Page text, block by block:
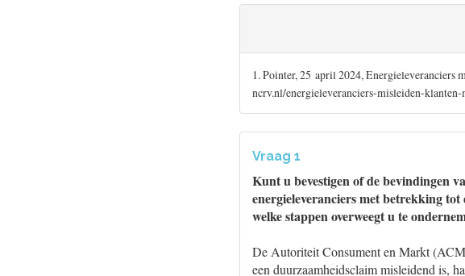
1. Pointer, 25 april 2024, Energieleveranciers
ncrv.nl/energieleveranciers-misleiden-klanten-
Vraag 1
Kunt u bevestigen of de bevindingen
energieleveranciers met betrekking
welke stappen overweegt u te
De Autoriteit Consument en Markt
een duurzaamheidsclaim misleidend is,